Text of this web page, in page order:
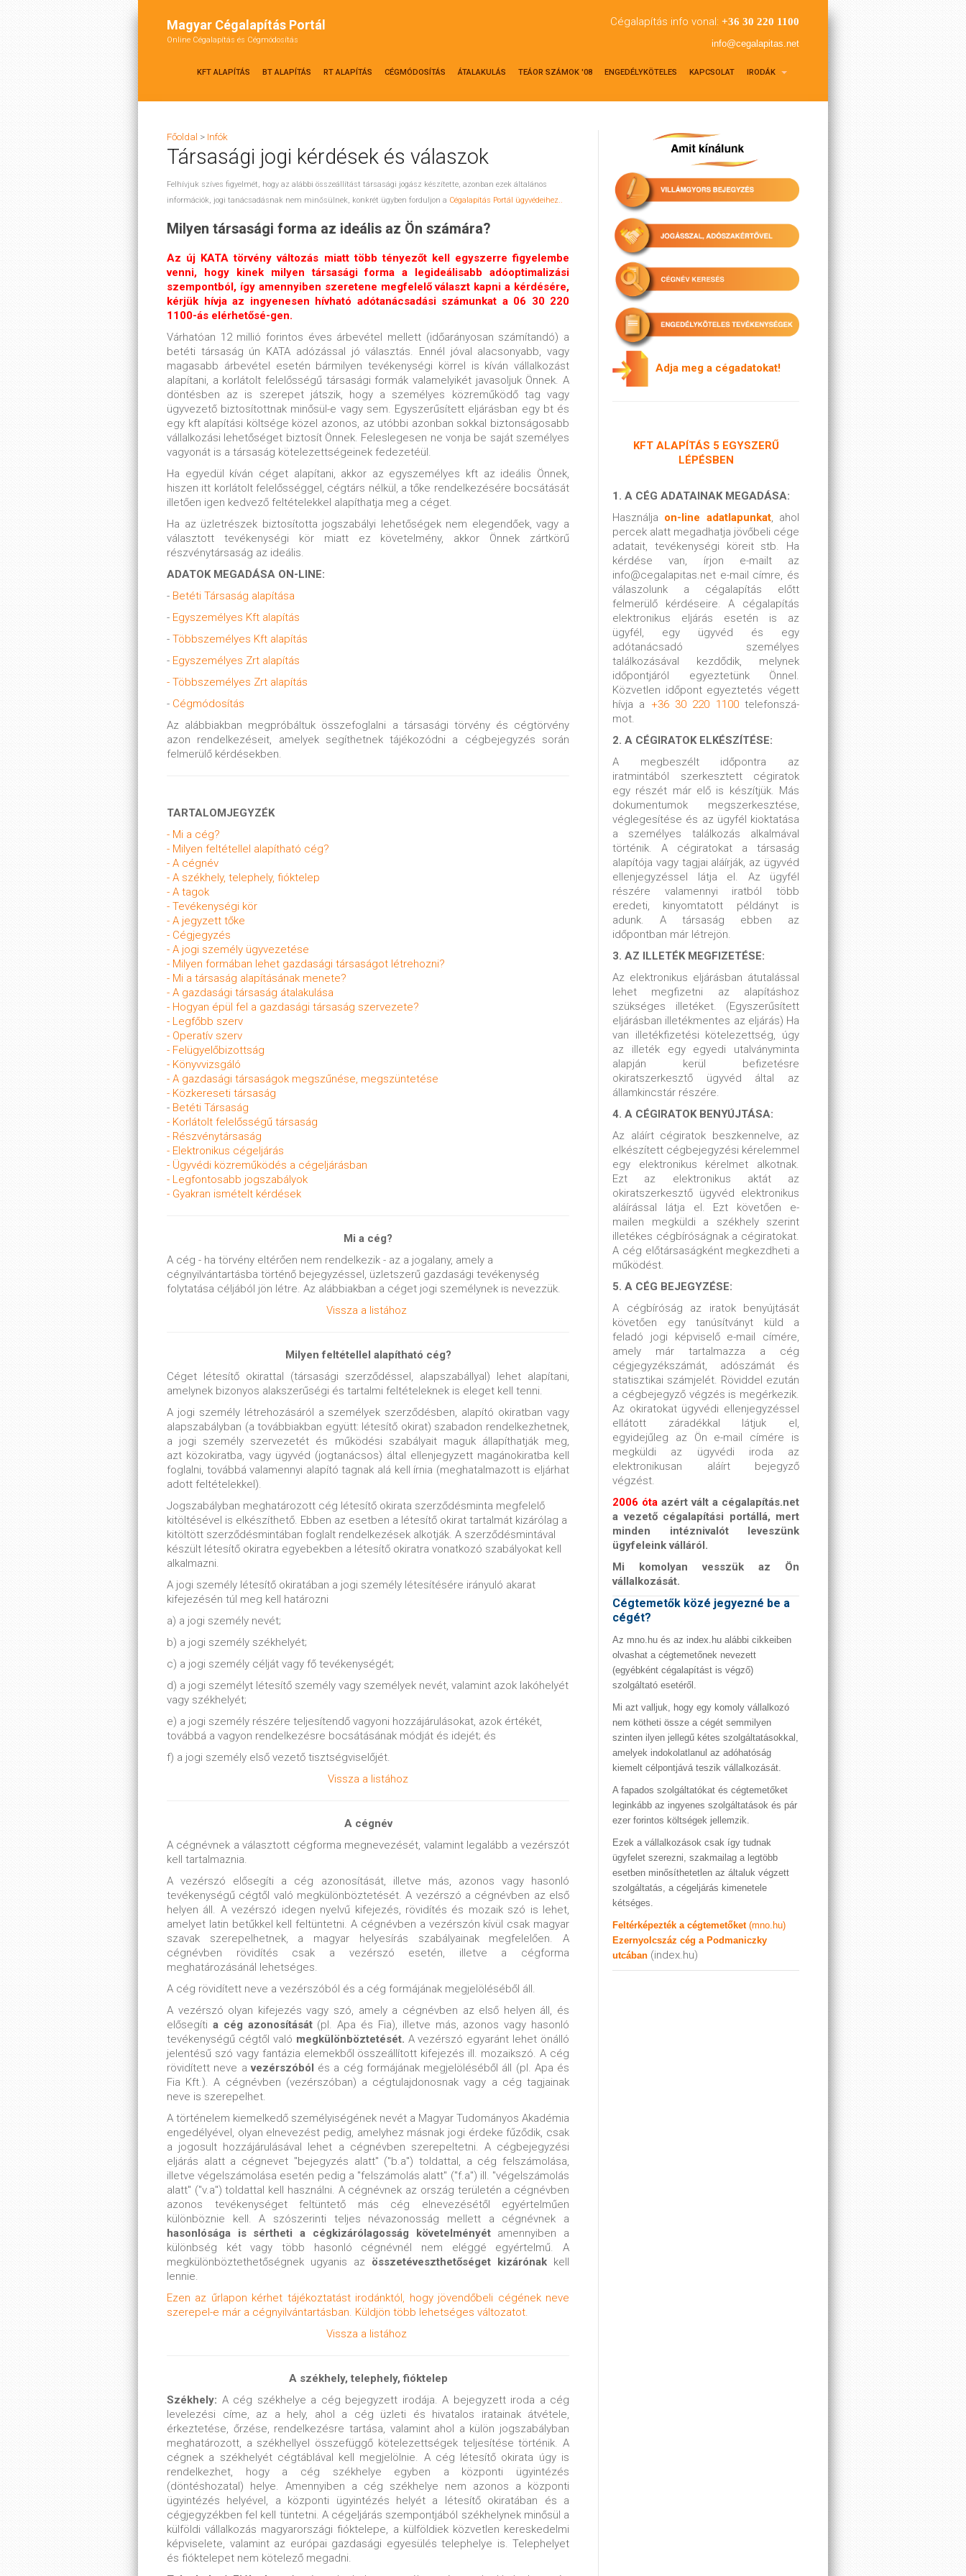
Magyar Cégalapítás Portál
Online Cégalapítás és Cégmódosítás
Cégalapítás info vonal: +36 30 220 1100
info@cegalapitas.net
KFT ALAPÍTÁS BT ALAPÍTÁS RT ALAPÍTÁS CÉGMÓDOSÍTÁS ÁTALAKULÁS TEÁOR SZÁMOK '08 ENGEDÉLYKÖTELES KAPCSOLAT IRODÁK
Főoldal > Infók
Társasági jogi kérdések és válaszok
Felhívjuk szíves figyelmét, hogy az alábbi összeállítást társasági jogász készítette, azonban ezek általános
információk, jogi tanácsadásnak nem minősülnek, konkrét ügyben forduljon a Cégalapítás Portál ügyvédeihez..
Milyen társasági forma az ideális az Ön számára?
Az új KATA törvény változás miatt több tényezőt kell egyszerre figyelembe
venni, hogy kinek milyen társasági forma a legideálisabb adóoptimalizási
szempontból, így amennyiben szeretene megfelelő választ kapni a kérdésére,
kérjük hívja az ingyenesen hívható adótanácsadási számunkat a 06 30 220
1100-ás elérhetősé-gen.
Várhatóan 12 millió forintos éves árbevétel mellett (időarányosan számítandó) a
betéti társaság ún KATA adózással jó választás. Ennél jóval alacsonyabb, vagy
magasabb árbevétel esetén bármilyen tevékenységi körrel is kíván vállalkozást
alapítani, a korlátolt felelősségű társasági formák valamelyikét javasoljuk Önnek. A
döntésben az is szerepet játszik, hogy a személyes közreműködő tag vagy
ügyvezető biztosítottnak minősül-e vagy sem. Egyszerűsített eljárásban egy bt és
egy kft alapítási költsége közel azonos, az utóbbi azonban sokkal biztonságosabb
vállalkozási lehetőséget biztosít Önnek. Feleslegesen ne vonja be saját személyes
vagyonát is a társaság kötelezettségeinek fedezetéül.
Ha egyedül kíván céget alapítani, akkor az egyszemélyes kft az ideális Önnek,
hiszen itt korlátolt felelősséggel, cégtárs nélkül, a tőke rendelkezésére bocsátását
illetően igen kedvező feltételekkel alapíthatja meg a céget.
Ha az üzletrészek biztosította jogszabályi lehetőségek nem elegendőek, vagy a
választott tevékenységi kör miatt ez követelmény, akkor Önnek zártkörű
részvénytársaság az ideális.
ADATOK MEGADÁSA ON-LINE:
- Betéti Társaság alapítása
- Egyszemélyes Kft alapítás
- Többszemélyes Kft alapítás
- Egyszemélyes Zrt alapítás
- Többszemélyes Zrt alapítás
- Cégmódosítás
Az alábbiakban megpróbáltuk összefoglalni a társasági törvény és cégtörvény
azon rendelkezéseit, amelyek segíthetnek tájékozódni a cégbejegyzés során
felmerülő kérdésekben.
TARTALOMJEGYZÉK
- Mi a cég?
- Milyen feltétellel alapítható cég?
- A cégnév
- A székhely, telephely, fióktelep
- A tagok
- Tevékenységi kör
- A jegyzett tőke
- Cégjegyzés
- A jogi személy ügyvezetése
- Milyen formában lehet gazdasági társaságot létrehozni?
- Mi a társaság alapításának menete?
- A gazdasági társaság átalakulása
- Hogyan épül fel a gazdasági társaság szervezete?
- Legfőbb szerv
- Operatív szerv
- Felügyelőbizottság
- Könyvvizsgáló
- A gazdasági társaságok megszűnése, megszüntetése
- Közkereseti társaság
- Betéti Társaság
- Korlátolt felelősségű társaság
- Részvénytársaság
- Elektronikus cégeljárás
- Ügyvédi közreműködés a cégeljárásban
- Legfontosabb jogszabályok
- Gyakran ismételt kérdések
Mi a cég?
A cég - ha törvény eltérően nem rendelkezik - az a jogalany, amely a
cégnyilvántartásba történő bejegyzéssel, üzletszerű gazdasági tevékenység
folytatása céljából jön létre. Az alábbiakban a céget jogi személynek is nevezzük.
Vissza a listához
Milyen feltétellel alapítható cég?
Céget létesítő okirattal (társasági szerződéssel, alapszabállyal) lehet alapítani,
amelynek bizonyos alakszerűségi és tartalmi feltételeknek is eleget kell tenni.
A jogi személy létrehozásáról a személyek szerződésben, alapító okiratban vagy
alapszabályban (a továbbiakban együtt: létesítő okirat) szabadon rendelkezhetnek,
a jogi személy szervezetét és működési szabályait maguk állapíthatják meg,
azt közokiratba, vagy ügyvéd (jogtanácsos) által ellenjegyzett magánokiratba kell
foglalni, továbbá valamennyi alapító tagnak alá kell írnia (meghatalmazott is eljárhat
adott feltételekkel).
Jogszabályban meghatározott cég létesítő okirata szerződésminta megfelelő
kitöltésével is elkészíthető. Ebben az esetben a létesítő okirat tartalmát kizárólag a
kitöltött szerződésmintában foglalt rendelkezések alkotják. A szerződésmintával
készült létesítő okiratra egyebekben a létesítő okiratra vonatkozó szabályokat kell
alkalmazni.
A jogi személy létesítő okiratában a jogi személy létesítésére irányuló akarat
kifejezésén túl meg kell határozni
a) a jogi személy nevét;
b) a jogi személy székhelyét;
c) a jogi személy célját vagy fő tevékenységét;
d) a jogi személyt létesítő személy vagy személyek nevét, valamint azok lakóhelyét
vagy székhelyét;
e) a jogi személy részére teljesítendő vagyoni hozzájárulásokat, azok értékét,
továbbá a vagyon rendelkezésre bocsátásának módját és idejét; és
f) a jogi személy első vezető tisztségviselőjét.
Vissza a listához
A cégnév
A cégnévnek a választott cégforma megnevezését, valamint legalább a vezérszót
kell tartalmaznia.
A vezérszó elősegíti a cég azonosítását, illetve más, azonos vagy hasonló
tevékenységű cégtől való megkülönböztetését. A vezérszó a cégnévben az első
helyen áll. A vezérszó idegen nyelvű kifejezés, rövidítés és mozaik szó is lehet,
amelyet latin betűkkel kell feltüntetni. A cégnévben a vezérszón kívül csak magyar
szavak szerepelhetnek, a magyar helyesírás szabályainak megfelelően. A
cégnévben rövidítés csak a vezérszó esetén, illetve a cégforma
meghatározásánál lehetséges.
A cég rövidített neve a vezérszóból és a cég formájának megjelöléséből áll.
A vezérszó olyan kifejezés vagy szó, amely a cégnévben az első helyen áll, és
elősegíti a cég azonosítását (pl. Apa és Fia), illetve más, azonos vagy hasonló
tevékenységű cégtől való megkülönböztetését. A vezérszó egyaránt lehet önálló
jelentésű szó vagy fantázia elemekből összeállított kifejezés ill. mozaikszó. A cég
rövidített neve avezérszóból és a cég formájának megjelöléséből áll (pl. Apa és
Fia Kft.). A cégnévben (vezérszóban) a cégtulajdonosnak vagy a cég tagjainak
neve is szerepelhet.
A történelem kiemelkedő személyiségének nevét a Magyar Tudományos Akadémia
engedélyével, olyan elnevezést pedig, amelyhez másnak jogi érdeke fűződik, csak
a jogosult hozzájárulásával lehet a cégnévben szerepeltetni. A cégbejegyzési
eljárás alatt a cégnevet "bejegyzés alatt" ("b.a") toldattal, a cég felszámolása,
illetve végelszámolása esetén pedig a "felszámolás alatt" ("f.a") ill. "végelszámolás
alatt" ("v.a") toldattal kell használni. A cégnévnek az ország területén a cégnévben
azonos tevékenységet feltüntető más cég elnevezésétől egyértelműen
különböznie kell. A szószerinti teljes névazonosság mellett a cégnévnek a
hasonlósága is sértheti a cégkizárólagosság követelményétamennyiben a
különbség két vagy több hasonló cégnévnél nem eléggé egyértelmű. A
megkülönböztethetőségnek ugyanis az összetéveszthetőséget kizárónak kell
lennie.
Ezen az űrlapon kérhet tájékoztatást irodánktól, hogy jövendőbeli cégének neve
szerepel-e már a cégnyilvántartásban. Küldjön több lehetséges változatot.
Vissza a listához
A székhely, telephely, fióktelep
Székhely: A cég székhelye a cég bejegyzett irodája. A bejegyzett iroda a cég
levelezési címe, az a hely, ahol a cég üzleti és hivatalos iratainak átvétele,
érkeztetése, őrzése, rendelkezésre tartása, valamint ahol a külön jogszabályban
meghatározott, a székhellyel összefüggő kötelezettségek teljesítése történik. A
cégnek a székhelyét cégtáblával kell megjelölnie. A cég létesítő okirata úgy is
rendelkezhet, hogy a cég székhelye egyben a központi ügyintézés
(döntéshozatal) helye. Amennyiben a cég székhelye nem azonos a központi
ügyintézés helyével, a központi ügyintézés helyét a létesítő okiratában és a
cégjegyzékben fel kell tüntetni. A cégeljárás szempontjából székhelynek minősül a
külföldi vállalkozás magyarországi fióktelepe, a külföldiek közvetlen kereskedelmi
képviselete, valamint az európai gazdasági egyesülés telephelye is. Telephelyet
és fióktelepet nem kötelező megadni.
Adja meg a cégadatokat!
KFT ALAPÍTÁS 5 EGYSZERŰ
LÉPÉSBEN
1. A CÉG ADATAINAK MEGADÁSA:
Használja on-line adatlapunkat, ahol
percek alatt megadhatja jövőbeli cége
adatait, tevékenységi köreit stb. Ha
kérdése van, írjon e-mailt az
info@cegalapitas.net e-mail címre, és
válaszolunk a cégalapítás előtt
felmerülő kérdéseire. A cégalapítás
elektronikus eljárás esetén is az
ügyfél, egy ügyvéd és egy
adótanácsadó személyes
találkozásával kezdődik, melynek
időpontjáról egyeztetünk Önnel.
Közvetlen időpont egyeztetés végett
hívja a +36 30 220 1100telefonszá-
mot.
2. A CÉGIRATOK ELKÉSZÍTÉSE:
A megbeszélt időpontra az
iratmintából szerkesztett cégiratok
egy részét már elő is készítjük. Más
dokumentumok megszerkesztése,
véglegesítése és az ügyfél kioktatása
a személyes találkozás alkalmával
történik. A cégiratokat a társaság
alapítója vagy tagjai aláírják, az ügyvéd
ellenjegyzéssel látja el. Az ügyfél
részére valamennyi iratból több
eredeti, kinyomtatott példányt is
adunk. A társaság ebben az
időpontban már létrejön.
3. AZ ILLETÉK MEGFIZETÉSE:
Az elektronikus eljárásban átutalással
lehet megfizetni az alapításhoz
szükséges illetéket. (Egyszerűsített
eljárásban illetékmentes az eljárás) Ha
van illetékfizetési kötelezettség, úgy
az illeték egy egyedi utalványminta
alapján kerül befizetésre
okiratszerkesztő ügyvéd által az
államkincstár részére.
4. A CÉGIRATOK BENYÚJTÁSA:
Az aláírt cégiratok beszkennelve, az
elkészített cégbejegyzési kérelemmel
egy elektronikus kérelmet alkotnak.
Ezt az elektronikus aktát az
okiratszerkesztő ügyvéd elektronikus
aláírással látja el. Ezt követően e-
mailen megküldi a székhely szerint
illetékes cégbíróságnak a cégiratokat.
A cég előtársaságként megkezdheti a
működést.
5. A CÉG BEJEGYZÉSE:
A cégbíróság az iratok benyújtását
követően egy tanúsítványt küld a
feladó jogi képviselő e-mail címére,
amely már tartalmazza a cég
cégjegyzékszámát, adószámát és
statisztikai számjelét. Röviddel ezután
a cégbejegyző végzés is megérkezik.
Az okiratokat ügyvédi ellenjegyzéssel
ellátott záradékkal látjuk el,
egyidejűleg az Ön e-mail címére is
megküldi az ügyvédi iroda az
elektronikusan aláírt bejegyző
végzést.
2006 óta azért vált a cégalapítás.net
a vezető cégalapítási portállá, mert
minden intéznivalót leveszünk
ügyfeleink válláról.
Mi komolyan vesszük az Ön
vállalkozását.
Cégtemetők közé jegyezné be a
cégét?
Az mno.hu és az index.hu alábbi cikkeiben
olvashat a cégtemetőnek nevezett
(egyébként cégalapítást is végző)
szolgáltató esetéről.
Mi azt valljuk, hogy egy komoly vállalkozó
nem kötheti össze a cégét semmilyen
szinten ilyen jellegű kétes szolgáltatásokkal,
amelyek indokolatlanul az adóhatóság
kiemelt célpontjává teszik vállalkozását.
A fapados szolgáltatókat és cégtemetőket
leginkább az ingyenes szolgáltatások és pár
ezer forintos költségek jellemzik.
Ezek a vállalkozások csak így tudnak
ügyfelet szerezni, szakmailag a legtöbb
esetben minősíthetetlen az általuk végzett
szolgáltatás, a cégeljárás kimenetele
kétséges.
Feltérképezték a cégtemetőket (mno.hu)
Ezernyolcszáz cég a Podmaniczky
utcában (index.hu)